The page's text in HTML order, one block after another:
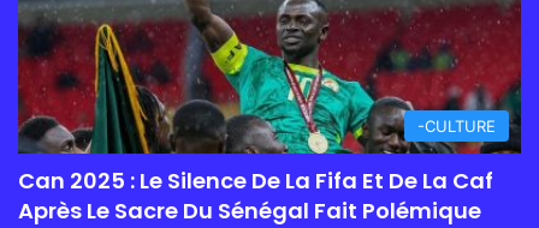
-CULTURE
Can 2025 : Le Silence De La Fifa Et De La Caf
Après Le Sacre Du Sénégal Fait Polémique